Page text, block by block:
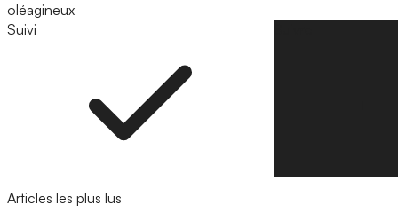
oléagineux
Suivi
Articles les plus lus